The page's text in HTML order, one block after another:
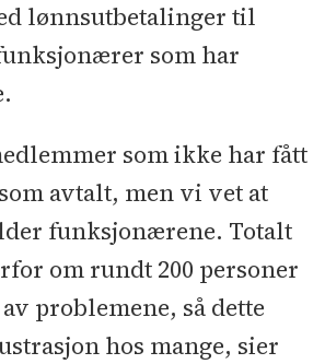
lønnsutbetalinger til
som har
som ikke har fått
avtalt, men vi vet at
funksjonærene. Totalt
om rundt 200 personer
problemene, så dette
hos mange, sier